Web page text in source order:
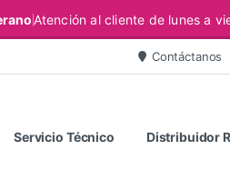
Atención al cliente de lunes a
Contáctanos
Servicio Técnico Distribuidor